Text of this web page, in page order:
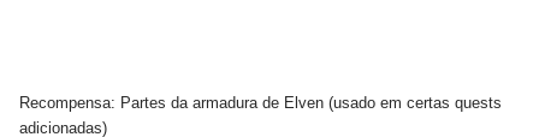
Recompensa: Partes da armadura de Elven (usado em certas quests
adicionadas)